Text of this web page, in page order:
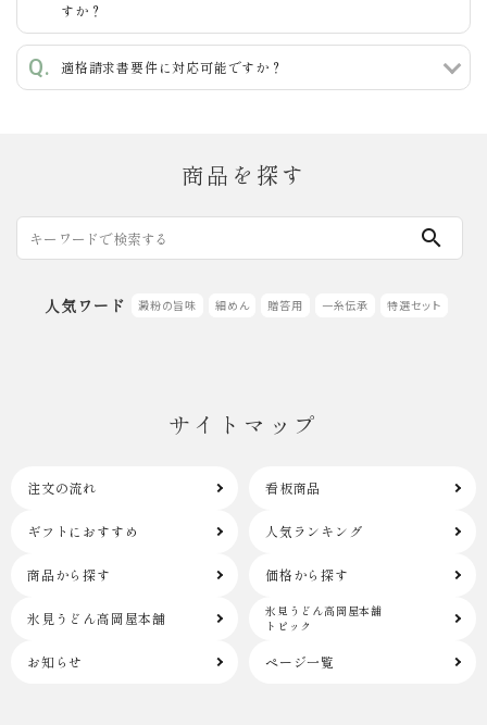
すか？
適格請求書要件に対応可能ですか？
商品を探す
search
人気ワード 澱粉の旨味 細めん 贈答用 一糸伝承 特選セット
サイトマップ
注文の流れ 看板商品
ギフトにおすすめ 人気ランキング
商品から探す 価格から探す
氷見うどん高岡屋本舗
氷見うどん高岡屋本舗
トピック
お知らせ ページ一覧